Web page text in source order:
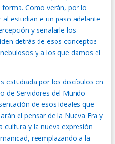
Como verán, por lo
estudiante un paso adelante
y señalarle los
detrás de esos conceptos
y a los que damos el
estudiada por los discípulos en
de Servidores del Mundo—
de esos ideales que
el pensar de la Nueva Era y
cultura y la nueva expresión
reemplazando a la